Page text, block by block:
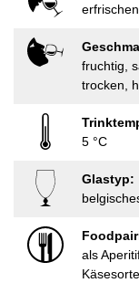
fruchtig,
trocken,
5 °C
Glastyp:
als